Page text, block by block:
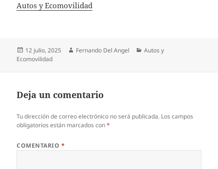
In relation to
Autos y Ecomovilidad
Publicado
el
12 julio, 2025 Autor
Fernando Del Angel Categorías
Autos y
Ecomovilidad
Deja un comentario
Tu dirección de correo electrónico no será publicada. Los campos
obligatorios están marcados con*
COMENTARIO *